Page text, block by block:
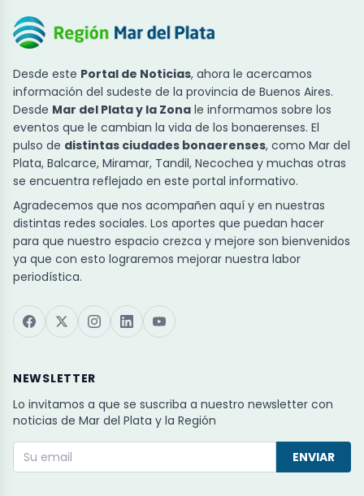
Desde este Portal de Noticias, ahora le acercamos
información del sudeste de la provincia de Buenos Aires.
Desde Mar del Plata y la Zona le informamos sobre los
eventos que le cambian la vida de los bonaerenses. El
pulso de distintas ciudades bonaerenses, como Mar del
Plata, Balcarce, Miramar, Tandil, Necochea y muchas otras
se encuentra reflejado en este portal informativo.
Agradecemos que nos acompañen aquí y en nuestras
distintas redes sociales. Los aportes que puedan hacer
para que nuestro espacio crezca y mejore son bienvenidos
ya que con esto lograremos mejorar nuestra labor
periodística.
NEWSLETTER
Lo invitamos a que se suscriba a nuestro newsletter con
noticias de Mar del Plata y la Región
ENVIAR